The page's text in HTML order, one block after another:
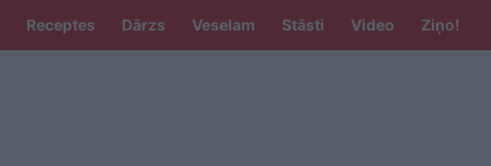
Receptes Dārzs Veselam Stāsti Video Ziņo!